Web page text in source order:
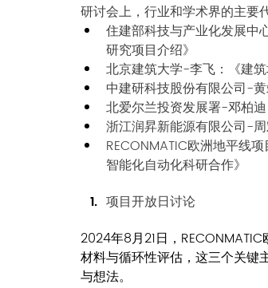
研讨会上，行业和学术界的主要
住建部科技与产业化发展中
研究项目介绍》
北京建筑大学-李飞：《建
中建研科技股份有限公司-
北爱尔兰投资发展署-邓柏
浙江润昇新能源有限公司-
RECONMATIC欧洲地平线
智能化自动化科研合作》
项目开放日讨论
2024年8月21日，
材料与循环性评估，这三个关键
与想法。